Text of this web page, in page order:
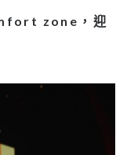
zone，迎